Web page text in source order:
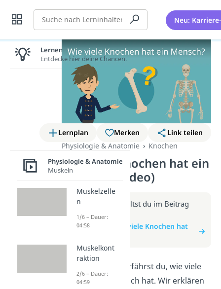
Suche Neu:
Lernplan Merken
Link teilen
Physiologie & Anatomie
Knochen
Wie viele Knochen hat ein
Mensch? (Video)
Weitere Infos erhältst du im Beitrag
zum Video
zum Beitrag: Wie viele Knochen hat
In diesem Video erfährst du, wie viele
Knochen ein Mensch hat. Wir erklären
Lernen lohnt sich!
Entdecke hier deine Chancen.
Physiologie & Anatomie
Muskeln
Muskelzelle
n
1/6 – Dauer:
04:58
Muskelkont
raktion
2/6 – Dauer:
04:59